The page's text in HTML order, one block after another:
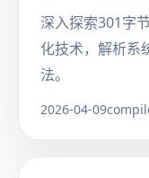
深入探索301字
化技术，解析系
法。
2026-04-09